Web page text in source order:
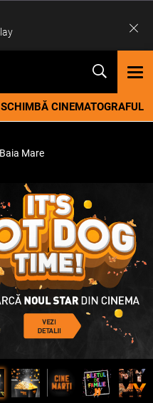
SCHIMBĂ CINEMATOGRAFUL
Baia Mare